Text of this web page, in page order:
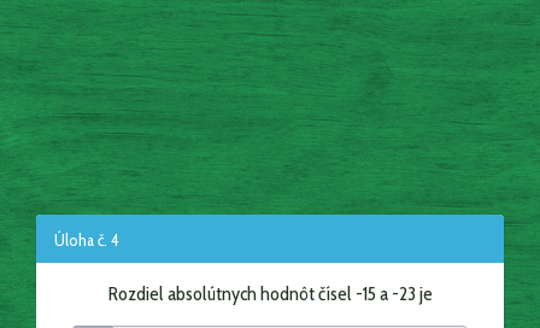
Úloha č. 4
Rozdiel absolútnych hodnôt čísel -15 a -23 je